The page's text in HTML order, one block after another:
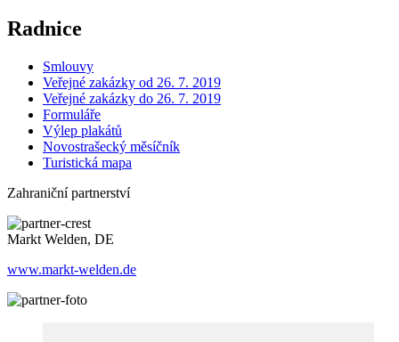
Radnice
Smlouvy
Veřejné zakázky od 26. 7. 2019
Veřejné zakázky do 26. 7. 2019
Formuláře
Výlep plakátů
Novostrašecký měsíčník
Turistická mapa
Zahraniční partnerství
Markt Welden, DE
www.markt-welden.de